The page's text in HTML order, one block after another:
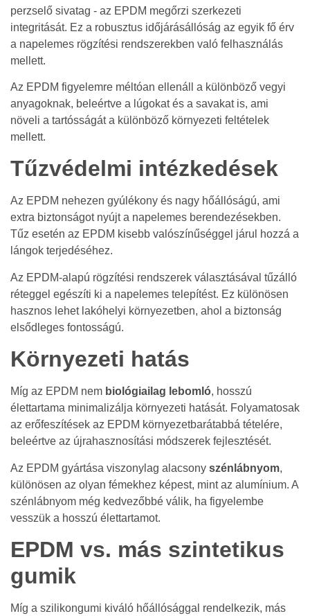
perzselő sivatag - az EPDM megőrzi szerkezeti
integritását. Ez a robusztus időjárásállóság az egyik fő érv
a napelemes rögzítési rendszerekben való felhasználás
mellett.
Az EPDM figyelemre méltóan ellenáll a különböző vegyi
anyagoknak, beleértve a lúgokat és a savakat is, ami
növeli a tartósságát a különböző környezeti feltételek
mellett.
Tűzvédelmi intézkedések
Az EPDM nehezen gyúlékony és nagy hőállóságú, ami
extra biztonságot nyújt a napelemes berendezésekben.
Tűz esetén az EPDM kisebb valószínűséggel járul hozzá a
lángok terjedéséhez.
Az EPDM-alapú rögzítési rendszerek választásával tűzálló
réteggel egészíti ki a napelemes telepítést. Ez különösen
hasznos lehet lakóhelyi környezetben, ahol a biztonság
elsődleges fontosságú.
Környezeti hatás
Míg az EPDM nem biológiailag lebomló, hosszú
élettartama minimalizálja környezeti hatását. Folyamatosak
az erőfeszítések az EPDM környezetbarátabbá tételére,
beleértve az újrahasznosítási módszerek fejlesztését.
Az EPDM gyártása viszonylag alacsony szénlábnyom,
különösen az olyan fémekhez képest, mint az alumínium. A
szénlábnyom még kedvezőbbé válik, ha figyelembe
vesszük a hosszú élettartamot.
EPDM vs. más szintetikus
gumik
Míg a szilikongumi kiváló hőállósággal rendelkezik, más